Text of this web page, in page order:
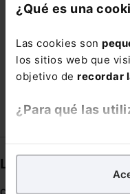
¿Qué es una
Las cookies son
los sitios web que
objetivo de recordar
¿Para qué las
analíticospara tratar
nuestra página web.
PROCEDIMIENTO
RETORNO
VENTURE CAPITAL
Links directos